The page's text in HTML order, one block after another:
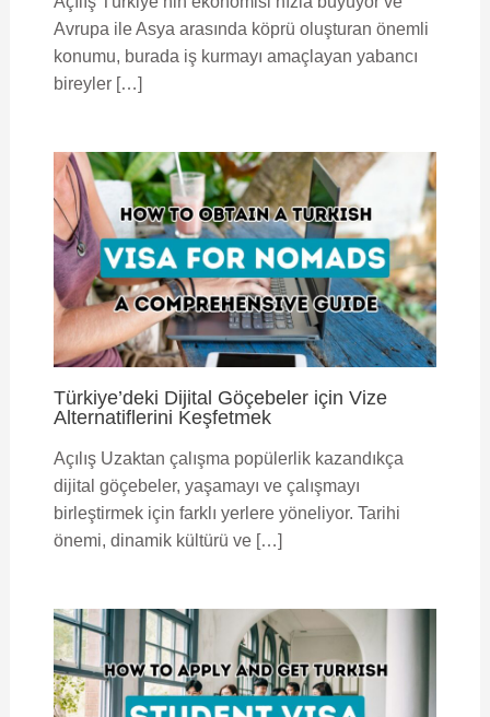
Avrupa ile Asya arasında köprü oluşturan önemli
konumu, burada iş kurmayı amaçlayan yabancı
bireyler […]
Türkiye’deki Dijital Göçebeler için Vize
Alternatiflerini Keşfetmek
Açılış Uzaktan çalışma popülerlik kazandıkça
dijital göçebeler, yaşamayı ve çalışmayı
birleştirmek için farklı yerlere yöneliyor. Tarihi
önemi, dinamik kültürü ve […]